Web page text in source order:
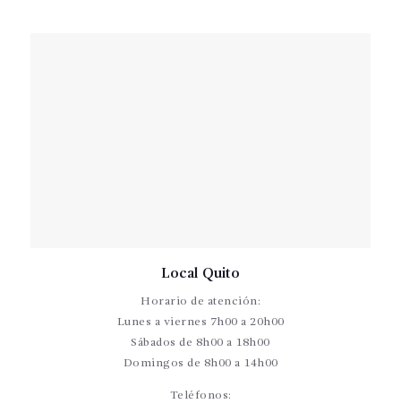
Local Quito
Horario de atención:
Lunes a viernes 7h00 a 20h00
Sábados de 8h00 a 18h00
Domingos de 8h00 a 14h00
Teléfonos: